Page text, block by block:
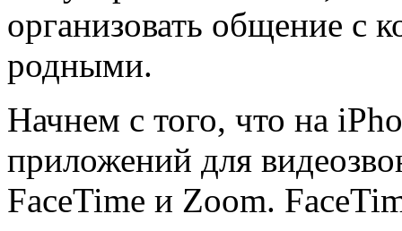
организовать общение с
родными.
Начнем с того, что на
приложений для
FaceTime и Zoom.